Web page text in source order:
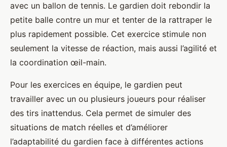
avec un ballon de tennis. Le gardien doit rebondir la
petite balle contre un mur et tenter de la rattraper le
plus rapidement possible. Cet exercice stimule non
seulement la vitesse de réaction, mais aussi l’agilité et
la coordination œil-main.
Pour les exercices en équipe, le gardien peut
travailler avec un ou plusieurs joueurs pour réaliser
des tirs inattendus. Cela permet de simuler des
situations de match réelles et d’améliorer
l’adaptabilité du gardien face à différentes actions